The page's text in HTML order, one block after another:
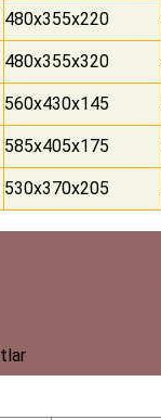
480x355x220
480x355x320
560x430x145
585x405x175
530x370x205